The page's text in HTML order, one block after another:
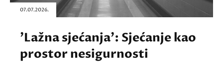
07.07.2026.
'Lažna sjećanja': Sjećanje kao
prostor nesigurnosti